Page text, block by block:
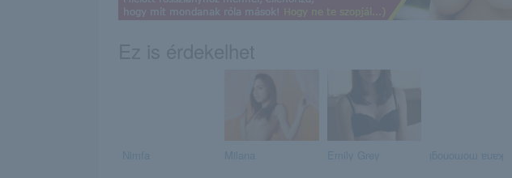
Nimfa Milana Emily Grey ᴉƃouoɯoɯ ɐuɐʞ